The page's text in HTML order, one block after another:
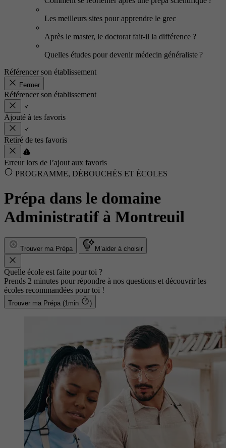
Les meilleurs sites pour apprendre le grec
Après le master, le doctorat fait-il la différence ?
Quelles études pour devenir médecin généraliste ?
Référencer son établissement
Fermer
Référencer son établissement
Ajouté à tes favoris
Retiré de tes favoris
Erreur lors de l’ajout aux favoris
PROGRAMME, DÉBOUCHÉS ET ÉCOLES
Prépa dans le domaine
Administratif à Montreuil
Trouver ma Prépa M’aider à choisir
Quelle école est faite pour toi ?
Prends 2 minutes pour répondre à nos questions et découvrir les
écoles recommandées pour toi !
Trouver ma Prépa (1min )